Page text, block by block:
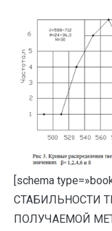
[schema
СТАБИЛЬНОСТИ
ПОЛУЧАЕМОЙ